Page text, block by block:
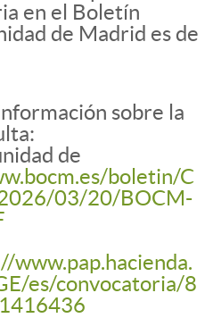
en el Boletín
de Madrid es de
sobre la
de
boletin/C
03/20/BOCM-
www.pap.hacienda.
es/convocatoria/8